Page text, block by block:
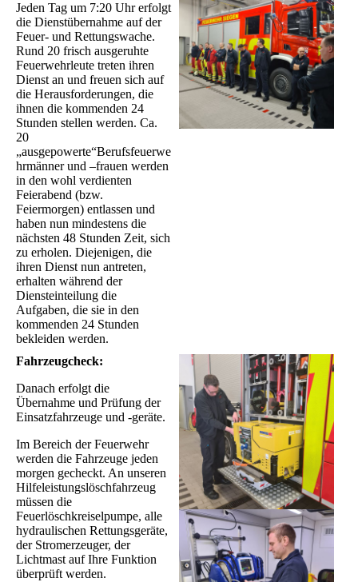
Jeden Tag um 7:20 Uhr erfolgt
die Dienstübernahme auf der
Feuer- und Rettungswache.
Rund 20 frisch ausgeruhte
Feuerwehrleute treten ihren
Dienst an und freuen sich auf
die Herausforderungen, die
ihnen die kommenden 24
Stunden stellen werden. Ca.
20
„ausgepowerte“Berufsfeuerwe
hrmänner und –frauen werden
in den wohl verdienten
Feierabend (bzw.
Feiermorgen) entlassen und
haben nun mindestens die
nächsten 48 Stunden Zeit, sich
zu erholen. Diejenigen, die
ihren Dienst nun antreten,
erhalten während der
Diensteinteilung die
Aufgaben, die sie in den
kommenden 24 Stunden
bekleiden werden.
Fahrzeugcheck:
Danach erfolgt die
Übernahme und Prüfung der
Einsatzfahrzeuge und -geräte.
Im Bereich der Feuerwehr
werden die Fahrzeuge jeden
morgen gecheckt. An unseren
Hilfeleistungslöschfahrzeug
müssen die
Feuerlöschkreiselpumpe, alle
hydraulischen Rettungsgeräte,
der Stromerzeuger, der
Lichtmast auf Ihre Funktion
überprüft werden.